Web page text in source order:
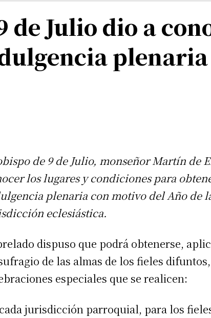
de Julio dio a
plenaria
de 9 de Julio, monseñor Martín de
los lugares y condiciones para
plenaria con motivo del Año de
eclesiástica.
dispuso que podrá obtenerse,
de las almas de los fieles
especiales que se realicen:
jurisdicción parroquial, para los